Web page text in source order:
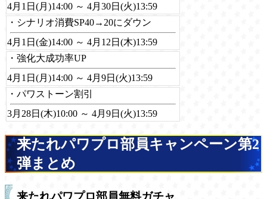
4月1日(月)14:00 ～ 4月30日(火)13:59
・シナリオ消費SP40→20にダウン
4月1日(金)14:00 ～ 4月12日(木)13:59
・強化大成功率UP
4月1日(月)14:00 ～ 4月9日(火)13:59
・パワストーン割引
3月28日(木)10:00 ～ 4月9日(火)13:59
来たれパワプロ部員キャンペーン第2
弾まとめ
来たれパワプロ部員無料ガチャ